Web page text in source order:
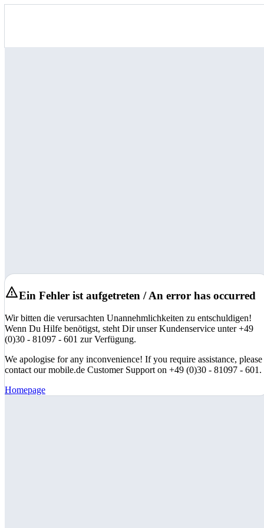
Ein Fehler ist aufgetreten / An error has occurred
Wir bitten die verursachten Unannehmlichkeiten zu entschuldigen!
Wenn Du Hilfe benötigst, steht Dir unser Kundenservice unter +49
(0)30 - 81097 - 601 zur Verfügung.
We apologise for any inconvenience! If you require assistance, please
contact our mobile.de Customer Support on +49 (0)30 - 81097 - 601.
Homepage